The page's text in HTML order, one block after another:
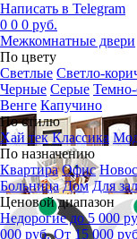
Написать в Telegram
0 0 0 руб.
Межкомнатные двери
По цвету
Светлые Светло-
Черные Серые
Венге Капучино
По стилю
Хай тек Классика
По назначению
Квартира Офис
Больница Дом Для
Ценовой диапазон
Недорогие до 5 000
000 руб. От 15 000